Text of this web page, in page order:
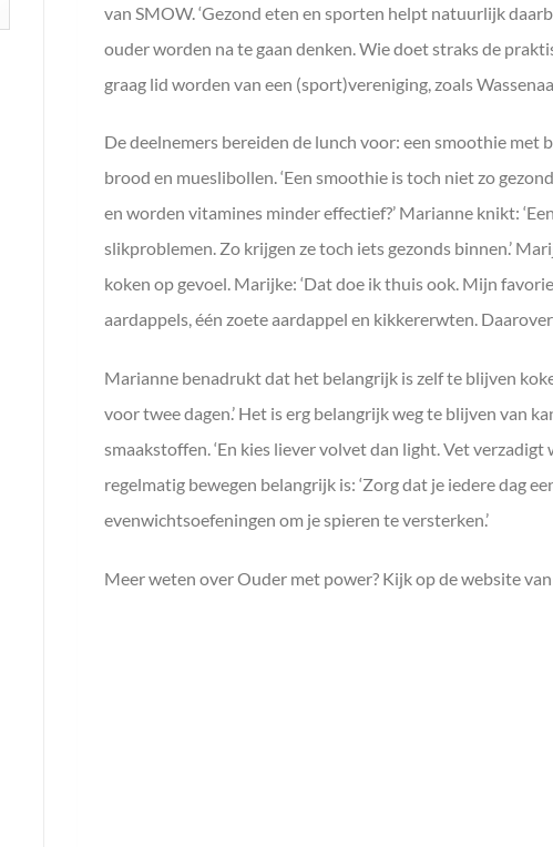
van SMOW. ‘Gezond eten en sporten helpt natuurlijk
ouder worden na te gaan denken. Wie doet straks de
graag lid worden van een (sport)vereniging, zoals
De deelnemers bereiden de lunch voor: een smoothie
brood en mueslibollen. ‘Een smoothie is toch niet zo
en worden vitamines minder effectief?’ Marianne knikt:
slikproblemen. Zo krijgen ze toch iets gezonds binnen.’
koken op gevoel. Marijke: ‘Dat doe ik thuis ook. Mijn
aardappels, één zoete aardappel en kikkererwten.
Marianne benadrukt dat het belangrijk is zelf te blijven
voor twee dagen.’ Het is erg belangrijk weg te blijven van
smaakstoffen. ‘En kies liever volvet dan light. Vet
regelmatig bewegen belangrijk is: ‘Zorg dat je iedere dag
evenwichtsoefeningen om je spieren te versterken.’
Meer weten over Ouder met power? Kijk op de website